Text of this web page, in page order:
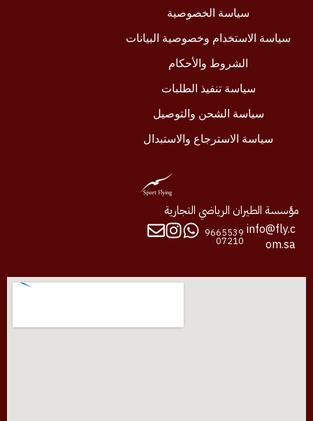
مؤسسة الطيران الرياضي التجارية
info@fly.c
om.sa
9665539
07210
سياسة الخصوصية
سياسة الاستخدام وخصوصية البيانات
الشروط والأحكام
سياسة تنفيذ الطلبات
سياسة الشحن والتوصيل
سياسة الاسترجاع والاستبدال